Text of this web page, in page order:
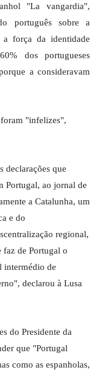
"La vangardia",
português sobre a
força da identidade
dos portugueses
a consideravam
foram "infelizes",
declarações que
Portugal, ao jornal de
a Catalunha, um
e do
regional,
faz de Portugal o
intermédio de
declarou à Lusa
do Presidente da
que "Portugal
como as espanholas,